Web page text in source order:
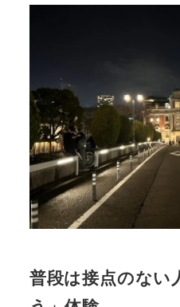
普段は接点のない